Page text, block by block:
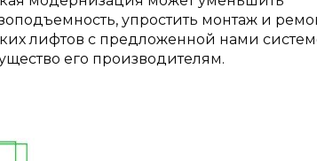
упростить монтаж и
лифтов с предложенной нами
его производителям.